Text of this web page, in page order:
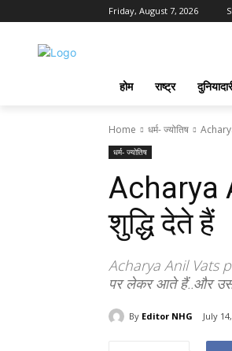
Friday, August 7, 2026
होम राष्ट्र
Home धर्म- ज्योतिष
धर्म- ज्योतिष
Acharya
शुद्धि देते हैं
Acharya Anil Vats
पर लेकर आते हैं..और
By Editor NHG July